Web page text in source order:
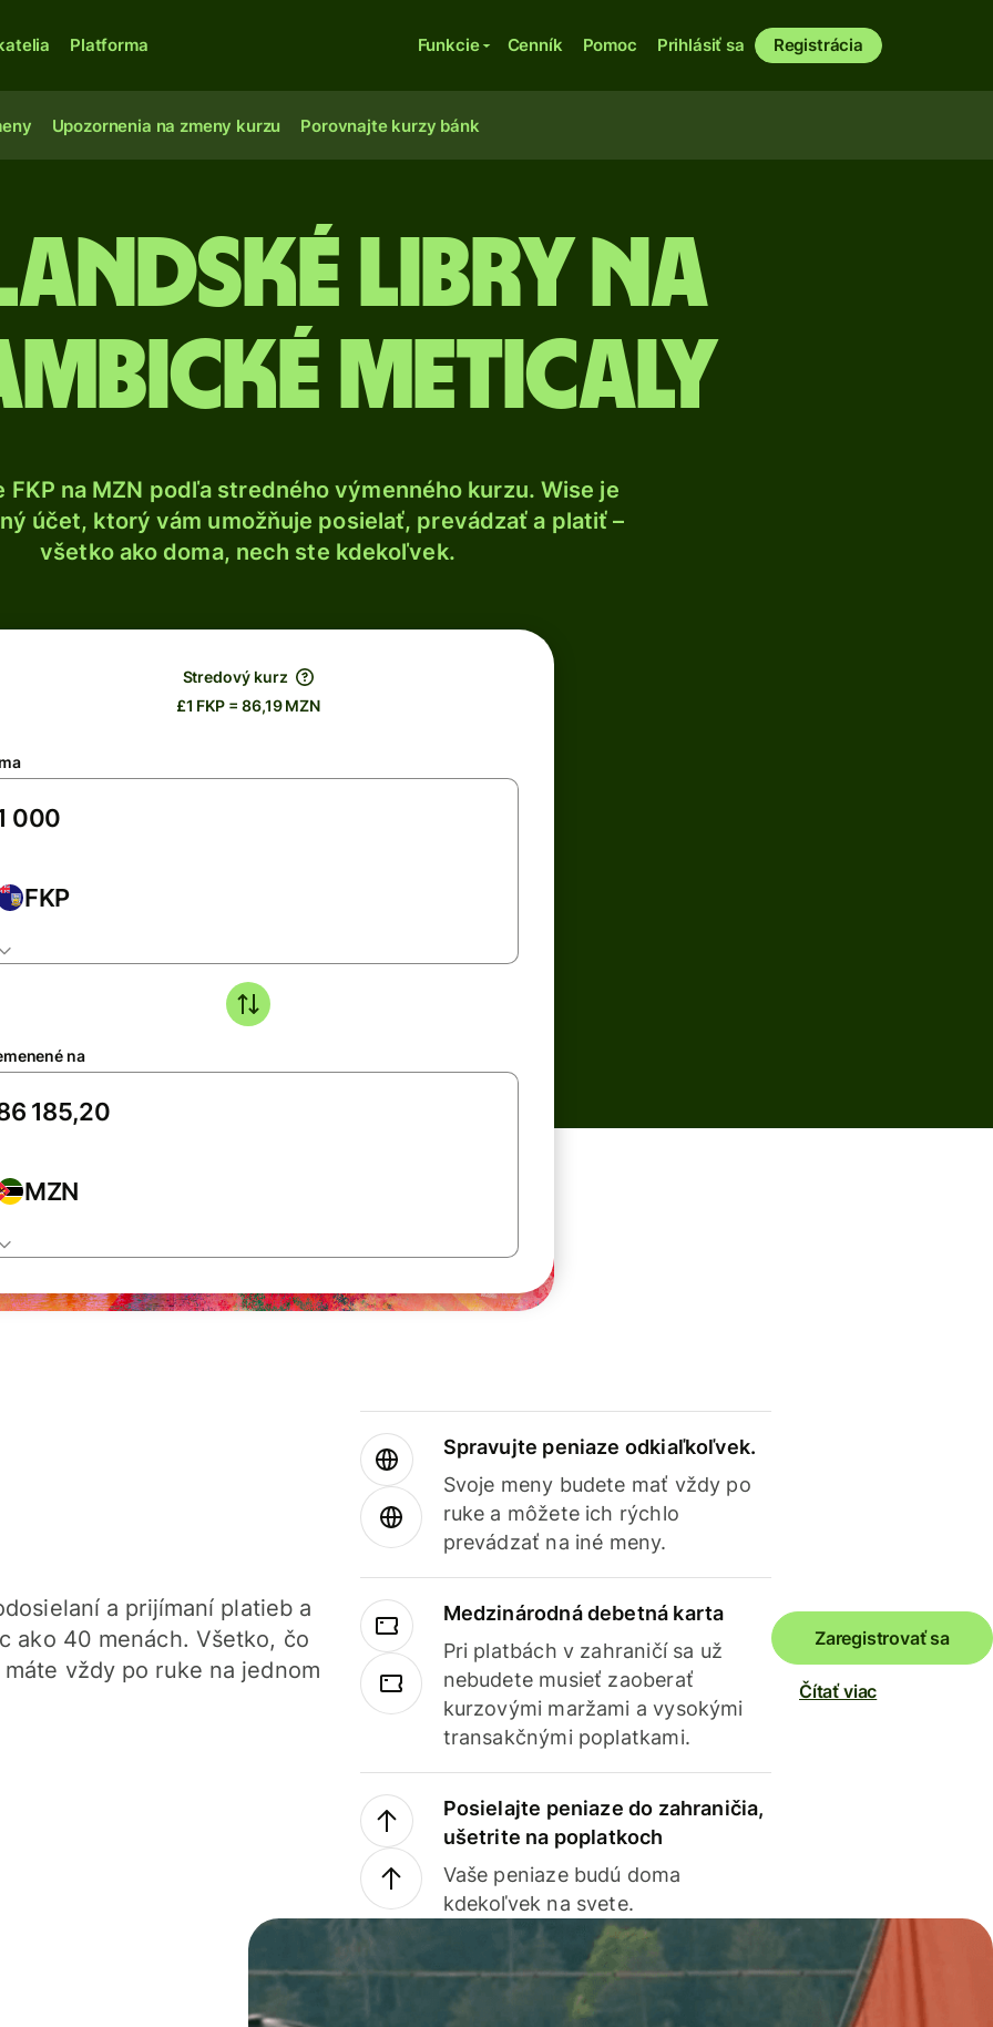
Platforma Funkcie Cenník Pomoc Prihlásiť sa Registrácia
Upozornenia na zmeny kurzu Porovnajte kurzy bánk
libry na
meticaly
FKP na MZN podľa stredného výmenného kurzu. Wise je
účet, ktorý vám umožňuje posielať, prevádzať a platiť –
všetko ako doma, nech ste kdekoľvek.
Stredový kurz
£1 FKP = 86,19 MZN
FKP
na
MZN
a prijímaní platieb a
ako 40 menách. Všetko, čo
vždy po ruke na jednom
Spravujte peniaze odkiaľkoľvek.
Svoje meny budete mať vždy po
ruke a môžete ich rýchlo
prevádzať na iné meny.
Medzinárodná debetná karta
Pri platbách v zahraničí sa už
nebudete musieť zaoberať
kurzovými maržami a vysokými
transakčnými poplatkami.
Posielajte peniaze do zahraničia,
ušetrite na poplatkoch
Vaše peniaze budú doma
kdekoľvek na svete.
Zaregistrovať sa
Čítať viac